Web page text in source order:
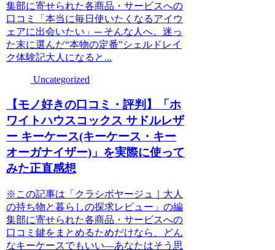
集部に寄せられた各商品・サービスへの
口コミ「本当に毎日使いたくなるアイウ
ェアに出会いたい」─ そんな人へ。迷っ
た末に選んだ“本物の定番”シェルドレイ
ク体験記大人になると...
Uncategorized
【モノ好きの口コミ・評判】「ホ
ワイトハウスコックス サドルレザ
ー キーケース(キーケース・キー
オーガナイザー)」を実際に使って
みた正直感想
※この記事は「クラシボヤージュ｜大人
の持ち物と暮らしの探求レビュー」の編
集部に寄せられた各商品・サービスへの
口コミ鍵をまとめるためだけなら、どん
なキーケースでもいい—あなたはそう思